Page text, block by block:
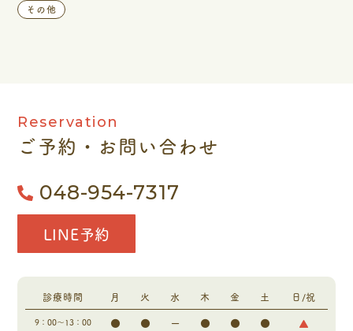
その他
Reservation
ご予約・お問い合わせ
048-954-7317
LINE予約
診療時間 月 火 水 木 金 土 日/祝
9：00～13：00 ● ● ー ● ● ● ▲